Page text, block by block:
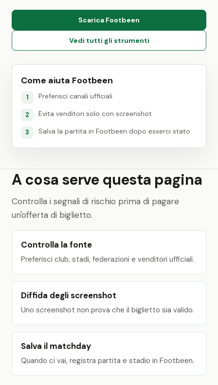
Scarica Footbeen
Vedi tutti gli strumenti
Come aiuta Footbeen
1 Preferisci canali ufficiali
2 Evita venditori solo con screenshot
3 Salva la partita in Footbeen dopo esserci stato
A cosa serve questa pagina
Controlla i segnali di rischio prima di pagare
un'offerta di biglietto.
Controlla la fonte
Preferisci club, stadi, federazioni e venditori ufficiali.
Diffida degli screenshot
Uno screenshot non prova che il biglietto sia valido.
Salva il matchday
Quando ci vai, registra partita e stadio in Footbeen.